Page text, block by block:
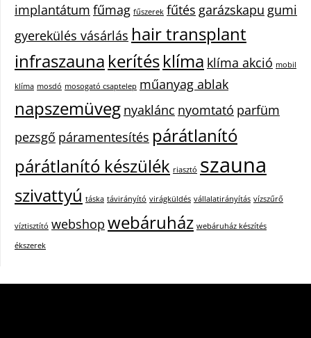
implantátum fűmag fűszerek fűtés garázskapu gumi
gyerekülés vásárlás hair transplant
infraszauna kerítésklíma klíma akció mobil
klíma mosdó mosogató csaptelep műanyag ablak
napszemüveg nyaklánc nyomtató parfüm
pezsgő páramentesítés párátlanító
párátlanító készülék riasztó szauna
szivattyú táska távirányító virágküldés vállalatirányítás vízszűrő
víztisztító webshop webáruház webáruház készítés
ékszerek